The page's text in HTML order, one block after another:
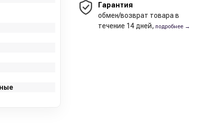
Гарантия
обмен/возврат товара в
течение 14 дней, подробнее →